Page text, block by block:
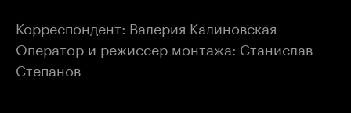
Корреспондент: Валерия Калиновская
Оператор и режиссер монтажа: Станислав
Степанов